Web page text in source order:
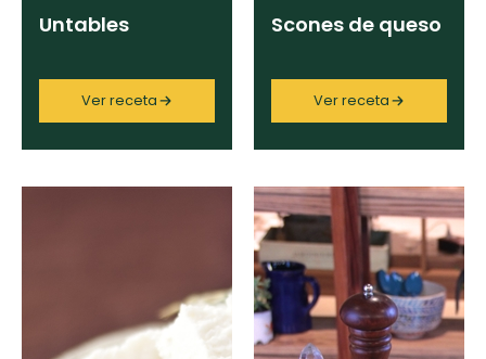
Untables
Ver receta
Scones de queso
Ver receta